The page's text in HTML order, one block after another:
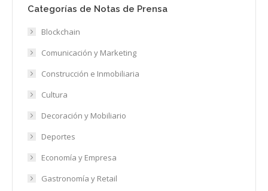
Categorías de Notas de Prensa
Blockchain
Comunicación y Marketing
Construcción e Inmobiliaria
Cultura
Decoración y Mobiliario
Deportes
Economía y Empresa
Gastronomía y Retail